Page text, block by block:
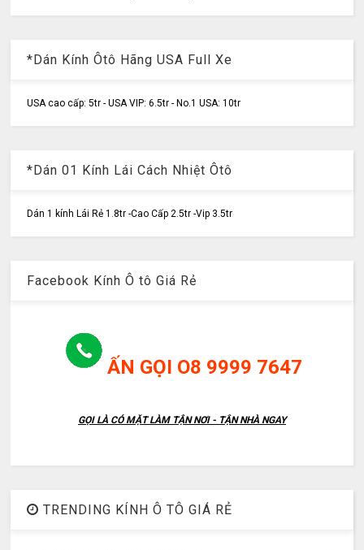
*Dán Kính Ôtô Hãng USA Full Xe
USA cao cấp: 5tr - USA VIP: 6.5tr - No.1 USA: 10tr
*Dán 01 Kính Lái Cách Nhiệt Ôtô
Dán 1 kính Lái Rẻ 1.8tr -Cao Cấp 2.5tr -Vip 3.5tr
Facebook Kính Ô tô Giá Rẻ
ẤN GỌI O8 9999 7647
GỌI LÀ CÓ MẶT LÀM TẬN NƠI - TẬN NHÀ NGAY
TRENDING KÍNH Ô TÔ GIÁ RẺ